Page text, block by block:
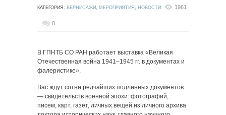
КАТЕГОРИЯ: ВЕРНИСАЖИ, МЕРОПРИЯТИЯ , НОВОСТИ 1961
0
В ГПНТБ СО РАН работает выставка «Великая
Отечественная война 1941–1945 гг. в документах и
фалеристике».
Вас ждут сотни редчайших подлинных документов
— свидетельств военной эпохи: фотографий,
писем, карт, газет, личных вещей из личного архива